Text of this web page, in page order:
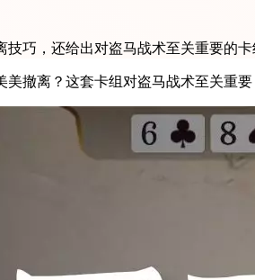
巧，还给出对盗马战术至关重要的卡
撤离？这套卡组对盗马战术至关重要